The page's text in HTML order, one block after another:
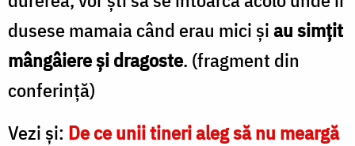
dusese mamaia când erau mici șiau simțit
mângâiere și dragoste. (fragment din
conferință)
Vezi și: De ce unii tineri aleg să nu meargă